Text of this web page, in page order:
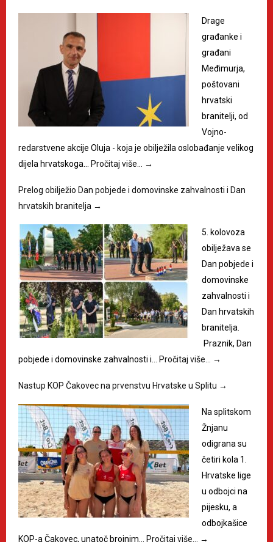
Drage
građanke i
građani
Međimurja,
poštovani
hrvatski
branitelji, od
Vojno-
redarstvene akcije Oluja - koja je obilježila oslobađanje velikog
dijela hrvatskoga…
Pročitaj više… →
Prelog obilježio Dan pobjede i domovinske zahvalnosti i Dan
hrvatskih branitelja →
5. kolovoza
obilježava se
Dan pobjede i
domovinske
zahvalnosti i
Dan hrvatskih
branitelja.
Praznik, Dan
pobjede i domovinske zahvalnosti i…
Pročitaj više… →
Nastup KOP Čakovec na prvenstvu Hrvatske u Splitu →
Na splitskom
Žnjanu
odigrana su
četiri kola 1.
Hrvatske lige
u odbojci na
pijesku, a
odbojkašice
KOP-a Čakovec, unatoč brojnim…
Pročitaj više… →